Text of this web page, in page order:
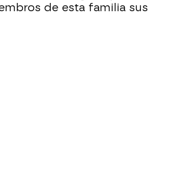
de esta familia sus